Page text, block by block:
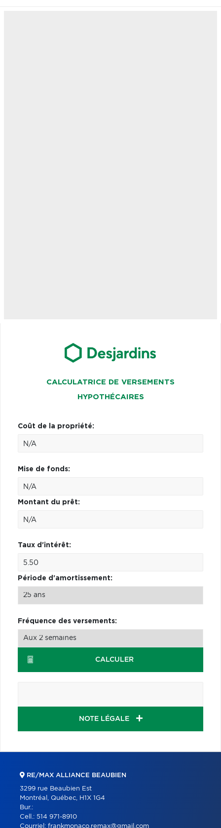
CALCULATRICE DE VERSEMENTS
HYPOTHÉCAIRES
Coût de la propriété:
Mise de fonds:
Montant du prêt:
Taux d'intérêt:
Période d'amortissement:
Fréquence des versements:
CALCULER
NOTE LÉGALE
RE/MAX ALLIANCE BEAUBIEN
3299 rue Beaubien Est
Montréal, Québec, H1X 1G4
Bur.:
Cell.: 514 971-8910
Courriel: frankmonaco.remax@gmail.com